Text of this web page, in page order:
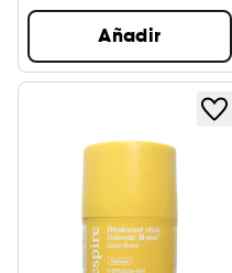
Añadir